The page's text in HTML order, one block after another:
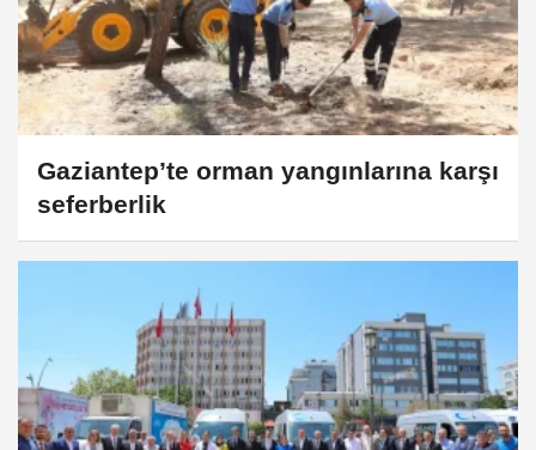
Gaziantep’te orman yangınlarına karşı
seferberlik